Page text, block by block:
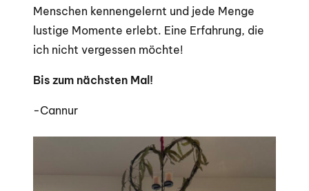
Menschen kennengelernt und jede Menge
lustige Momente erlebt. Eine Erfahrung, die
ich nicht vergessen möchte!
Bis zum nächsten Mal!
-Cannur